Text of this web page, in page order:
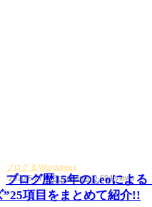
ブログ & Wordpress
·2020.6.27·3 Comments·0·694 views
ブログ歴15年のLeoによ
”25項目をまとめて紹介!!